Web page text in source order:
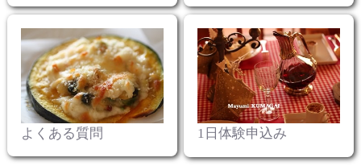
よくある質問 1日体験申込み